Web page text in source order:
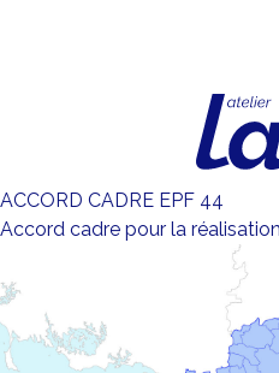
Atelier Lau
ACCORD CADRE EPF 44
Accord cadre pour la